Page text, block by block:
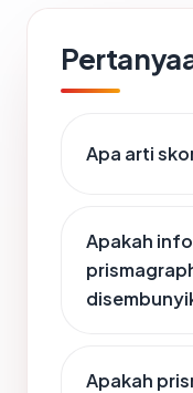
Apa arti
Apakah
Apakah